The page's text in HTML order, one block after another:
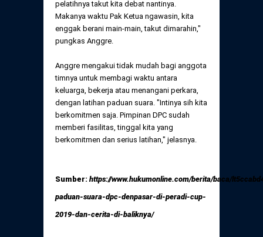
pelatihnya takut kita debat nantinya.
Makanya waktu Pak Ketua ngawasin, kita
enggak berani main-main, takut dimarahin,"
pungkas Anggre.
Anggre mengakui tidak mudah bagi anggota
timnya untuk membagi waktu antara
keluarga, bekerja atau menangani perkara,
dengan latihan paduan suara. "Intinya sih kita
berkomitmen saja. Pimpinan DPC sudah
memberi fasilitas, tinggal kita yang
berkomitmen dan serius latihan," jelasnya.
Sumber: https://www.hukumonline.com/berita/baca/
paduan-suara-dpc-denpasar-di-peradi-cup-
2019-dan-cerita-di-baliknya/